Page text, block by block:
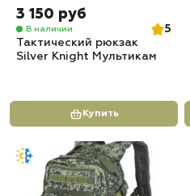
3 150 руб
В наличии
5
Тактический рюкзак
Silver Knight Мультикам
Купить